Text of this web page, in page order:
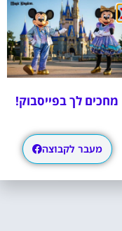
אמין -
מחכים לך בפייסבוק!
מעבר לקבוצה